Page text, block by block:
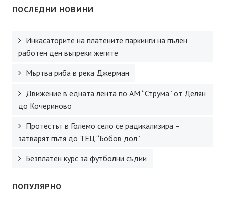
ПОСЛЕДНИ НОВИНИ
Инкасаторите на платените паркинги на пълен
работен ден въпреки жегите
Мъртва риба в река Джерман
Движение в едната лента по АМ “Струма” от Делян
до Кочериново
Протестът в Големо село се радикализира –
затварят пътя до ТЕЦ “Бобов дол”
Безплатен курс за футболни съдии
ПОПУЛЯРНО